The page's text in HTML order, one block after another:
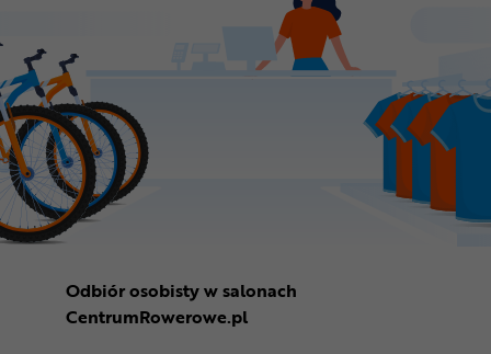
Odbiór osobisty w salonach
CentrumRowerowe.pl